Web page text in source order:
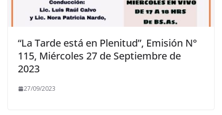
“La Tarde está en Plenitud”, Emisión N°
115, Miércoles 27 de Septiembre de
2023
27/09/2023